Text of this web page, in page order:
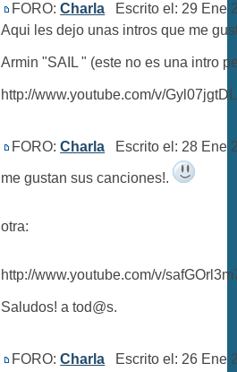
FORO:Charla Escrito el: 29 Ene
Aqui les dejo unas intros que me
Armin "SAIL " (este no es una intro
http://www.youtube.com/v/
FORO:Charla Escrito el: 28 Ene
me gustan sus canciones!.
otra:
http://www.youtube.com/v/
Saludos! a tod@s.
FORO:Charla Escrito el: 26 Ene